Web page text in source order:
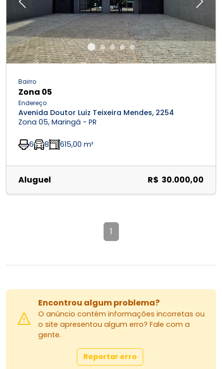
Previous Next
Bairro
Zona 05
Endereço
Avenida Doutor Luiz Teixeira Mendes, 2254
Zona 05, Maringá - PR
6 8 615,00 m²
Aluguel R$ 30.000,00
1
Encontrou algum problema?
O anúncio contém informações incorretas ou
o site apresentou algum erro? Fale com a
gente.
Reportar erro